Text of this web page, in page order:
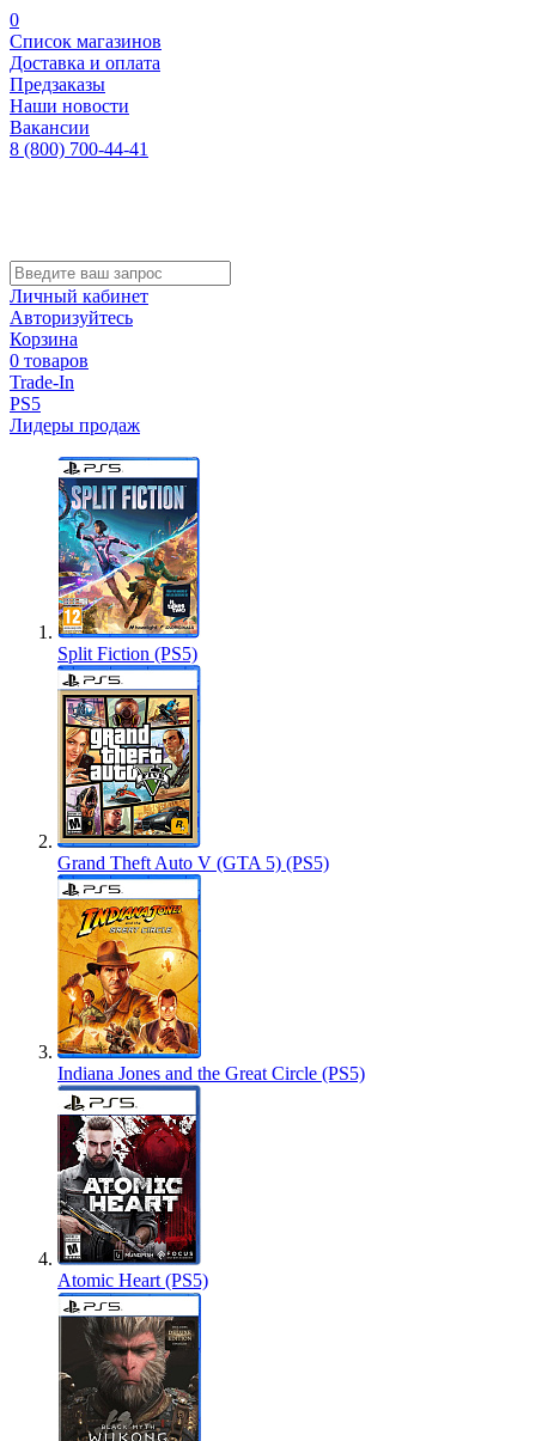
0
Список магазинов
Доставка и оплата
Предзаказы
Наши новости
Вакансии
8 (800) 700-44-41
Личный кабинет
Авторизуйтесь
Корзина
0 товаров
Trade-In
PS5
Лидеры продаж
Split Fiction (PS5)
Grand Theft Auto V (GTA 5) (PS5)
Indiana Jones and the Great Circle (PS5)
Atomic Heart (PS5)